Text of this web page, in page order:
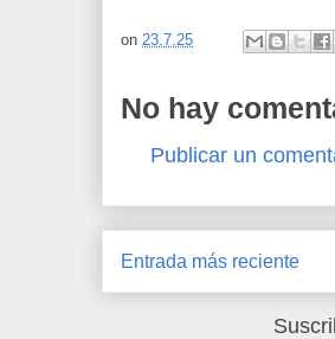
on 23.7.25
No hay
Publicar un
Entrada más reciente